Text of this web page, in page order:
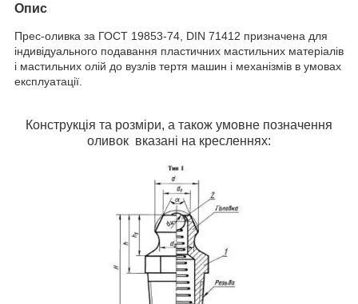
Опис
Прес-оливка за ГОСТ 19853-74, DIN 71412 призначена для
індивідуального подавання пластичних мастильних матеріалів
і мастильних олій до вузлів тертя машин і механізмів в умовах
експлуатації.
Конструкція та розміри, а також умовне позначення
оливок вказані на кресленнях: